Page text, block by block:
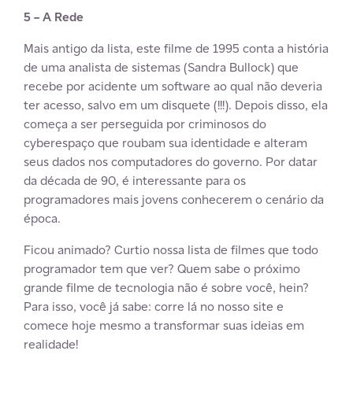
5 – A Rede
Mais antigo da lista, este filme de 1995 conta a história
de uma analista de sistemas (Sandra Bullock) que
recebe por acidente um software ao qual não deveria
ter acesso, salvo em um disquete (!!!). Depois disso, ela
começa a ser perseguida por criminosos do
cyberespaço que roubam sua identidade e alteram
seus dados nos computadores do governo. Por datar
da década de 90, é interessante para os
programadores mais jovens conhecerem o cenário da
época.
Ficou animado? Curtio nossa lista de filmes que todo
programador tem que ver? Quem sabe o próximo
grande filme de tecnologia não é sobre você, hein?
Para isso, você já sabe: corre lá no nosso site e
comece hoje mesmo a transformar suas ideias em
realidade!